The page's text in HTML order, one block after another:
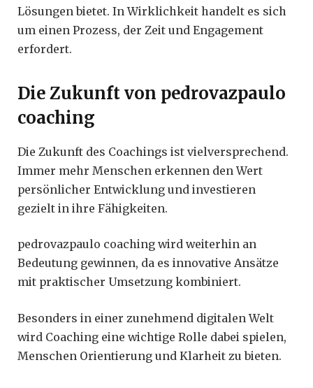
Lösungen bietet. In Wirklichkeit handelt es sich
um einen Prozess, der Zeit und Engagement
erfordert.
Die Zukunft von pedrovazpaulo
coaching
Die Zukunft des Coachings ist vielversprechend.
Immer mehr Menschen erkennen den Wert
persönlicher Entwicklung und investieren
gezielt in ihre Fähigkeiten.
pedrovazpaulo coaching wird weiterhin an
Bedeutung gewinnen, da es innovative Ansätze
mit praktischer Umsetzung kombiniert.
Besonders in einer zunehmend digitalen Welt
wird Coaching eine wichtige Rolle dabei spielen,
Menschen Orientierung und Klarheit zu bieten.